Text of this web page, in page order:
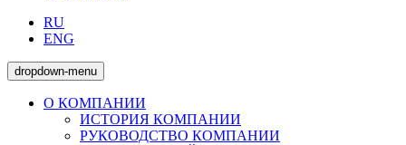
RU
ENG
dropdown-menu
О КОМПАНИИ
ИСТОРИЯ КОМПАНИИ
РУКОВОДСТВО КОМПАНИИ